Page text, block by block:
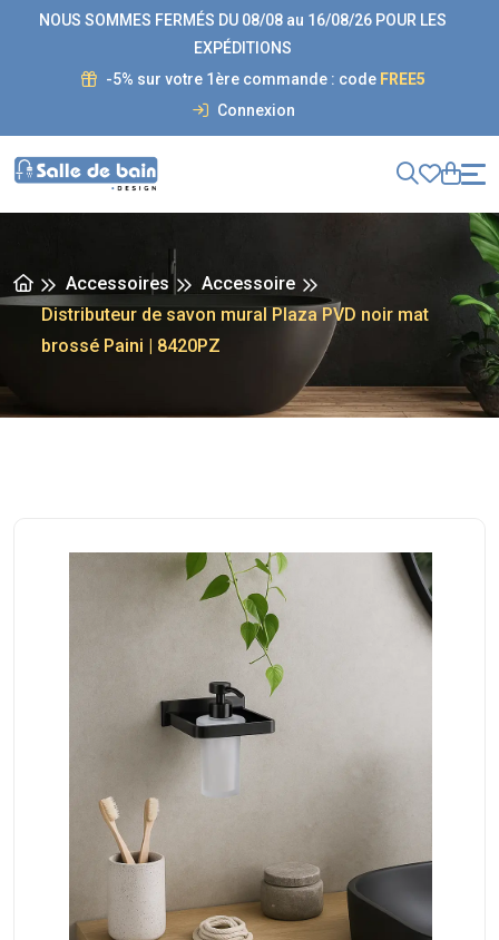
NOUS SOMMES FERMÉS DU 08/08 au 16/08/26 POUR LES
EXPÉDITIONS
-5% sur votre 1ère commande : code FREE5
Connexion
Accessoires
Accessoire
Distributeur de savon mural Plaza PVD noir mat
brossé Paini | 8420PZ